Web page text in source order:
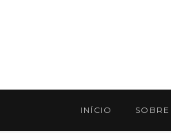
INÍCIO SOBRE